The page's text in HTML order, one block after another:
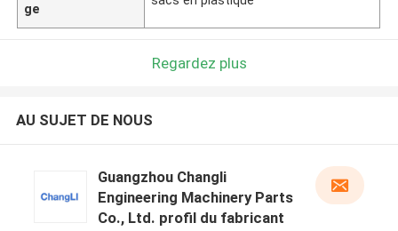
ge
Regardez plus
AU SUJET DE NOUS
Guangzhou Changli
Engineering Machinery Parts
Co., Ltd. profil du fabricant